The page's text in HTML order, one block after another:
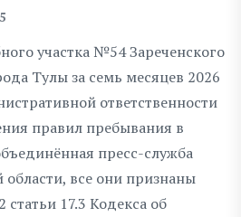
участка №54 Зареченского
Тулы за семь месяцев 2026
ответственности
правил пребывания в
пресс-служба
все они признаны
17.3 Кодекса об